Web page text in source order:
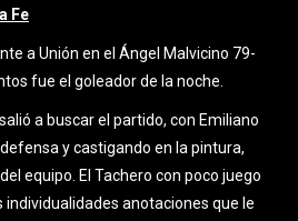
Fe
a Unión en el Ángel Malvicino 79-
fue el goleador de la noche.
a buscar el partido, con Emiliano
y castigando en la pintura,
equipo. El Tachero con poco juego
anotaciones que le